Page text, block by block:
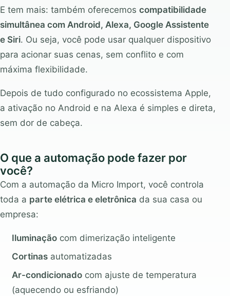
E tem mais: também oferecemos compatibilidade
simultânea com Android, Alexa, Google Assistente
e Siri. Ou seja, você pode usar qualquer dispositivo
para acionar suas cenas, sem conflito e com
máxima flexibilidade.
Depois de tudo configurado no ecossistema Apple,
a ativação no Android e na Alexa é simples e direta,
sem dor de cabeça.
O que a automação pode fazer por
você?
Com a automação da Micro Import, você controla
toda a parte elétrica e eletrônica da sua casa ou
empresa:
Iluminaçãocom dimerização inteligente
Cortinasautomatizadas
Ar-condicionadocom ajuste de temperatura
(aquecendo ou esfriando)